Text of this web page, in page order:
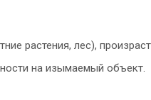
растения, лес),
на изымаемый объект.